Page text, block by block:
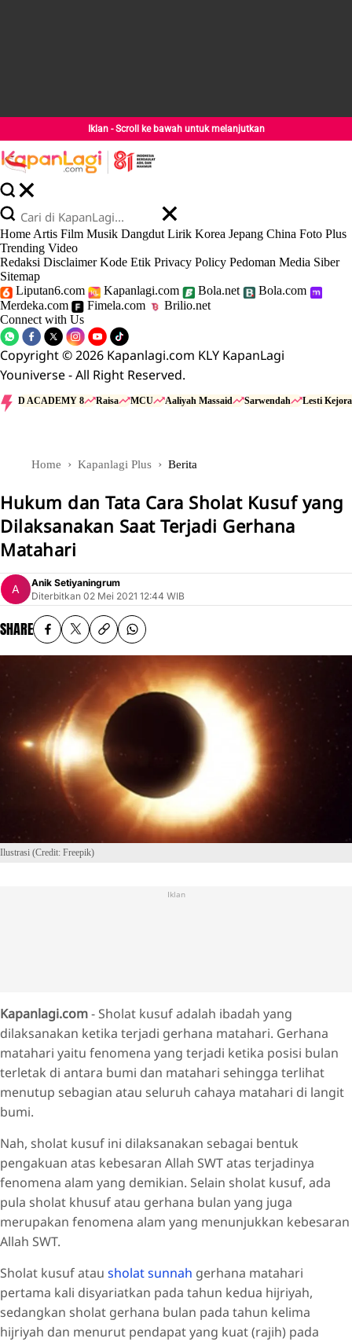
Iklan - Scroll ke bawah untuk melanjutkan
Home Artis Film Musik Dangdut Lirik Korea Jepang China Foto Plus
Trending Video
Redaksi Disclaimer Kode Etik Privacy Policy Pedoman Media Siber
Sitemap
Liputan6.com
Kapanlagi.com Bola.net
Bola.com
Merdeka.com
Fimela.com
Brilio.net
Connect with Us
Copyright © 2026 Kapanlagi.com KLY KapanLagi
Youniverse - All Right Reserved.
D ACADEMY 8 Raisa MCU Aaliyah Massaid Sarwendah Lesti Kejora
Home Kapanlagi Plus Berita
Hukum dan Tata Cara Sholat Kusuf yang
Dilaksanakan Saat Terjadi Gerhana
Matahari
Anik Setiyaningrum
Diterbitkan 02 Mei 2021 12:44 WIB
SHARE
Ilustrasi (Credit: Freepik)
Iklan
Kapanlagi.com- Sholat kusuf adalah ibadah yang
dilaksanakan ketika terjadi gerhana matahari. Gerhana
matahari yaitu fenomena yang terjadi ketika posisi bulan
terletak di antara bumi dan matahari sehingga terlihat
menutup sebagian atau seluruh cahaya matahari di langit
bumi.
Nah, sholat kusuf ini dilaksanakan sebagai bentuk
pengakuan atas kebesaran Allah SWT atas terjadinya
fenomena alam yang demikian. Selain sholat kusuf, ada
pula sholat khusuf atau gerhana bulan yang juga
merupakan fenomena alam yang menunjukkan kebesaran
Allah SWT.
Sholat kusuf atau sholat sunnah gerhana matahari
pertama kali disyariatkan pada tahun kedua hijriyah,
sedangkan sholat gerhana bulan pada tahun kelima
hijriyah dan menurut pendapat yang kuat (rajih) pada